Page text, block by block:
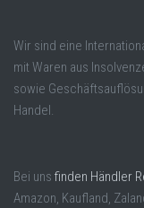
Wir sind eine
mit Waren aus
sowie
Handel.
Bei uns finden Händler
Amazon, Kaufland,